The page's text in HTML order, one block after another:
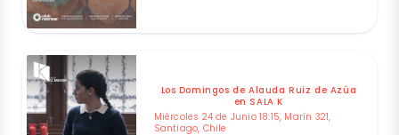
Los Domingos de Alauda Ruiz de Azúa
en SALA K
Miércoles 24 de Junio 18:15, Marín 321,
Santiago, Chile